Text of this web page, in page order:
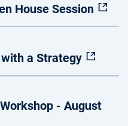
House Session
a Strategy
- August